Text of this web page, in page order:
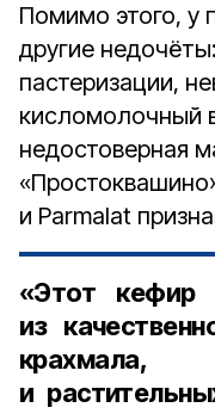
Помимо этого, у
другие
пастеризации,
кисломолочный
недостоверная
и Parmalat
«Этот кефир
из
и